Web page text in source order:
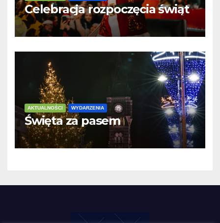
Celebracja rozpoczęcia świąt
AKTUALNOŚCI WYDARZENIA
Święta za pasem